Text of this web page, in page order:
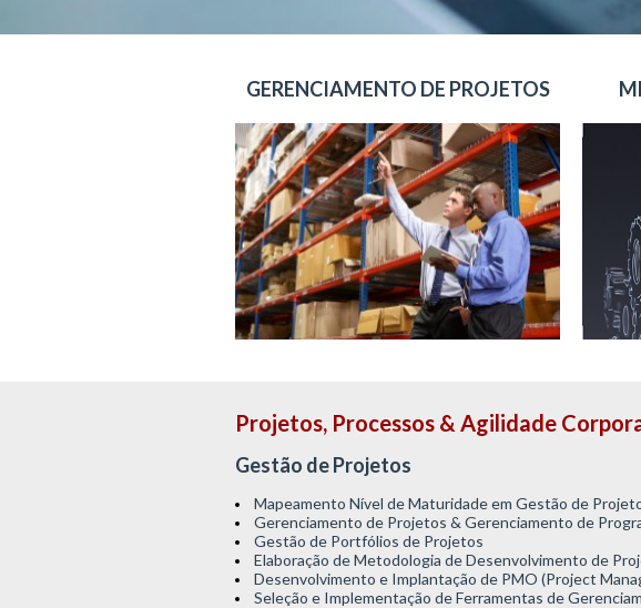
GERENCIAMENTO DE PROJETOS
Projetos, Processos & Agilidade
Gestão de Projetos
Mapeamento Nível de Maturidade em Gestão de
Gerenciamento de Projetos & Gerenciamento de
Gestão de Portfólios de Projetos
Elaboração de Metodologia de Desenvolvimento de
Desenvolvimento e Implantação de PMO (Project
Seleção e Implementação de Ferramentas de